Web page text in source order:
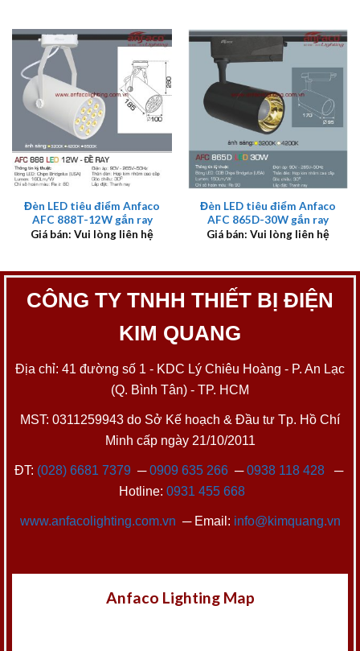
Đèn LED tiêu điểm Anfaco
AFC 888T-12W gắn ray
Giá bán: Vui lòng liên hệ
Đèn LED tiêu điểm Anfaco
AFC 865D-30W gắn ray
Giá bán: Vui lòng liên hệ
CÔNG TY TNHH THIẾT BỊ ĐIỆN
KIM QUANG
Địa chỉ: 41 đường số 1 - KDC Lý Chiêu Hoàng - P. An Lạc
(Q. Bình Tân) - TP. HCM
MST: 0311259943 do Sở Kế hoạch & Đầu tư Tp. Hồ Chí
Minh cấp ngày 21/10/2011
ĐT: (028) 6681 7379 ─0909 635 266─0938 118 428─
Hotline: 0931 455 668
www.anfacolighting.com.vn ─ Email: info@kimquang.vn
Anfaco Lighting Map